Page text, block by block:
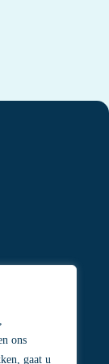
ons
gaat u